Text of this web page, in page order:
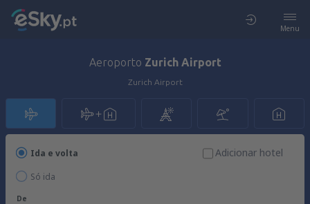
Menu
Aeroporto Zurich Airport
Zurich Airport
Ida e volta
Só ida
Adicionar hotel
De